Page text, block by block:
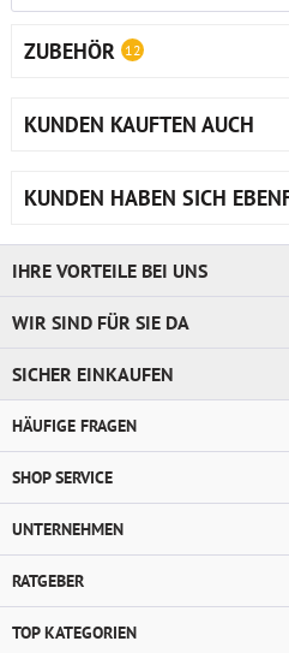
ZUBEHÖR 12
KUNDEN KAUFTEN AUCH
KUNDEN HABEN SICH
IHRE VORTEILE BEI UNS
WIR SIND FÜR SIE DA
SICHER EINKAUFEN
HÄUFIGE FRAGEN
SHOP SERVICE
UNTERNEHMEN
RATGEBER
TOP KATEGORIEN